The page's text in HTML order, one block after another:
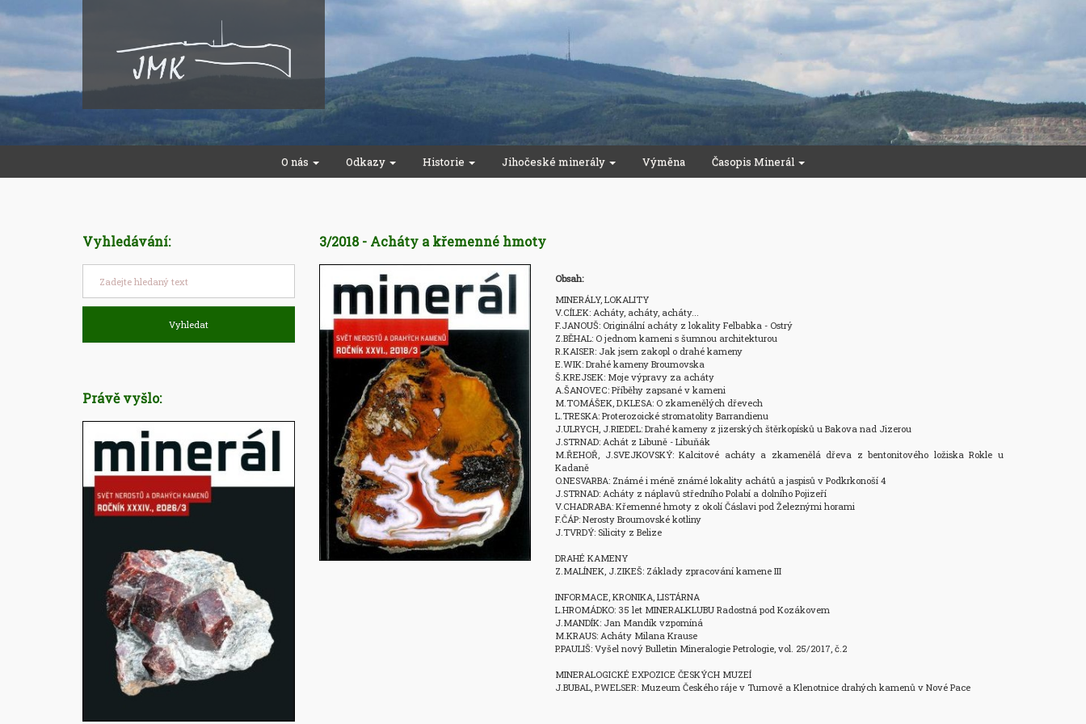
O nás Odkazy Historie Jihočeské minerály Výměna Časopis Minerál
3/2018 - Acháty a křemenné hmoty
Obsah:
MINERÁLY, LOKALITY
V.CÍLEK: Acháty, acháty, acháty...
F.JANOUŠ: Originální acháty z lokality Felbabka - Ostrý
Z.BĚHAL: O jednom kameni s šumnou architekturou
R.KAISER: Jak jsem zakopl o drahé kameny
E.WIK: Drahé kameny Broumovska
Š.KREJSEK: Moje výpravy za acháty
A.ŠANOVEC: Příběhy zapsané v kameni
M.TOMÁŠEK, D.KLESA: O zkamenělých dřevech
L.TRESKA: Proterozoické stromatolity Barrandienu
J.ULRYCH, J.RIEDEL: Drahé kameny z jizerských štěrkopísků u Bakova nad Jizerou
J.STRNAD: Achát z Libuně - Libuňák
M.ŘEHOŘ, J.SVEJKOVSKÝ: Kalcitové acháty a zkamenělá dřeva z bentonitového ložiska Rokle u
Kadaně
O.NESVARBA: Známé i méně známé lokality achátů a jaspisů v Podkrkonoší 4
J.STRNAD: Acháty z náplavů středního Polabí a dolního Pojizeří
V.CHADRABA: Křemenné hmoty z okolí Čáslavi pod Železnými horami
F.ČÁP: Nerosty Broumovské kotliny
J.TVRDÝ: Silicity z Belize
DRAHÉ KAMENY
Z.MALÍNEK, J.ZIKEŠ: Základy zpracování kamene III
INFORMACE, KRONIKA, LISTÁRNA
L.HROMÁDKO: 35 let MINERALKLUBU Radostná pod Kozákovem
J.MANDÍK: Jan Mandík vzpomíná
M.KRAUS: Acháty Milana Krause
P.PAULIŠ: Vyšel nový Bulletin Mineralogie Petrologie, vol. 25/2017, č.2
MINERALOGICKÉ EXPOZICE ČESKÝCH MUZEÍ
J.BUBAL, P.WELSER: Muzeum Českého ráje v Turnově a Klenotnice drahých kamenů v Nové Pace
Vyhledávání:
Vyhledat
Právě vyšlo: